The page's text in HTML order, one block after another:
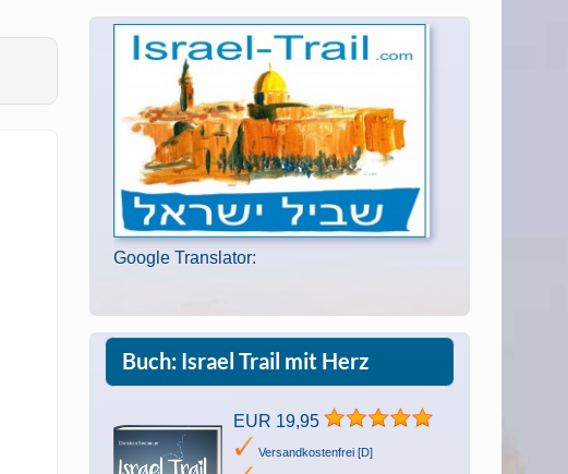
Google Translator:
Buch: Israel Trail mit Herz
EUR 19,95
Versandkostenfrei [D]